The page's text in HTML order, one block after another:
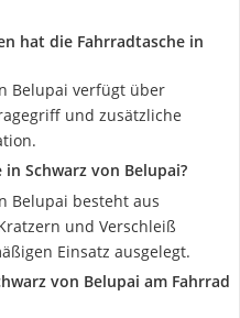
hat die Fahrradtasche in
Belupai verfügt über
und zusätzliche
Schwarz von Belupai?
Belupai besteht aus
und Verschleiß
Einsatz ausgelegt.
von Belupai am Fahrrad